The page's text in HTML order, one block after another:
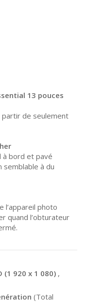
13 pouces
de seulement
à bord et pavé
semblable à du
l’appareil photo
quand l’obturateur
(1 920 x 1 080) ,
(Total